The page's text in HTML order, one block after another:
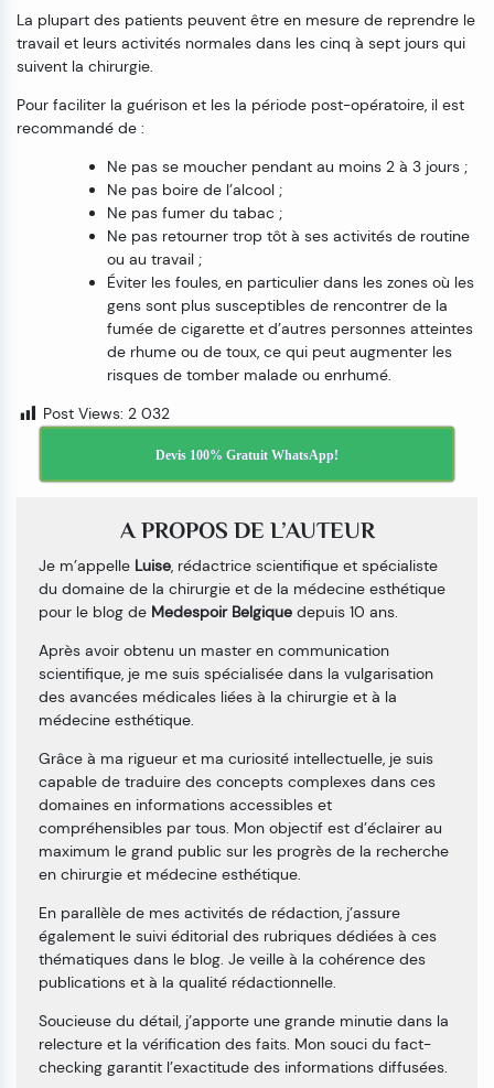
La plupart des patients peuvent être en mesure de reprendre le
travail et leurs activités normales dans les cinq à sept jours qui
suivent la chirurgie.
Pour faciliter la guérison et les la période post-opératoire, il est
recommandé de :
Ne pas se moucher pendant au moins 2 à 3 jours ;
Ne pas boire de l’alcool ;
Ne pas fumer du tabac ;
Ne pas retourner trop tôt à ses activités de routine
ou au travail ;
Éviter les foules, en particulier dans les zones où les
gens sont plus susceptibles de rencontrer de la
fumée de cigarette et d’autres personnes atteintes
de rhume ou de toux, ce qui peut augmenter les
risques de tomber malade ou enrhumé.
Post Views: 2 032
Devis 100% Gratuit WhatsApp!
A PROPOS DE L’AUTEUR
Je m’appelle Luise, rédactrice scientifique et spécialiste
du domaine de la chirurgie et de la médecine esthétique
pour le blog de Medespoir Belgique depuis 10 ans.
Après avoir obtenu un master en communication
scientifique, je me suis spécialisée dans la vulgarisation
des avancées médicales liées à la chirurgie et à la
médecine esthétique.
Grâce à ma rigueur et ma curiosité intellectuelle, je suis
capable de traduire des concepts complexes dans ces
domaines en informations accessibles et
compréhensibles par tous. Mon objectif est d’éclairer au
maximum le grand public sur les progrès de la recherche
en chirurgie et médecine esthétique.
En parallèle de mes activités de rédaction, j’assure
également le suivi éditorial des rubriques dédiées à ces
thématiques dans le blog. Je veille à la cohérence des
publications et à la qualité rédactionnelle.
Soucieuse du détail, j’apporte une grande minutie dans la
relecture et la vérification des faits. Mon souci du fact-
checking garantit l’exactitude des informations diffusées.